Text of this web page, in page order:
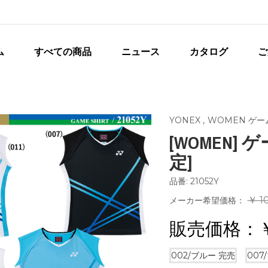
すべての商品 ニュース カタログ
YONEX, WOMEN ゲー
[WOMEN]
定]
品番: 21052Y
メーカー希望価格： ￥
販売価格：
002/ブルー 完売 007/